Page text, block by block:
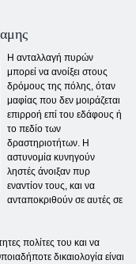
Η ανταλλαγή πυρών
μπορεί να ανοίξει στους
δρόμους της πόλης, όταν
μαφίας που δεν μοιράζεται
επιρροή επί του εδάφους ή
το πεδίο των
δραστηριοτήτων. Η
αστυνομία κυνηγούν
ληστές άνοιξαν πυρ
εναντίον τους, και να
ανταποκριθούν σε αυτές σε
πολίτες του και να
δικαιολογία είναι